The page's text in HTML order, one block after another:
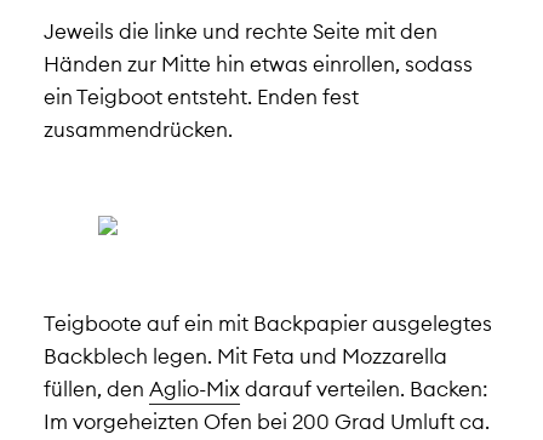
Jeweils die linke und rechte Seite mit den
Händen zur Mitte hin etwas einrollen, sodass
ein Teigboot entsteht. Enden fest
zusammendrücken.
Teigboote auf ein mit Backpapier ausgelegtes
Backblech legen. Mit Feta und Mozzarella
füllen, den Aglio-Mixdarauf verteilen. Backen:
Im vorgeheizten Ofen bei 200 Grad Umluft ca.